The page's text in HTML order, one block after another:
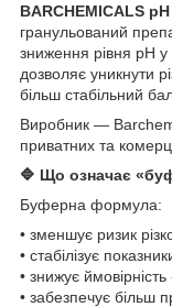
BARCHEMICALS
гранульований
зниження рівня pH
дозволяє уникнути
більш стабільний
Виробник —
приватних та
🔷 Що означає
Буферна формула:
• зменшує ризик
• стабілізує
• знижує
• забезпечує більш